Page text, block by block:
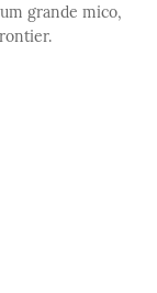
grande mico,